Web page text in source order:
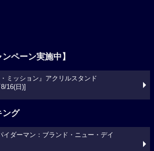
ペーン実施中】
・ミッション』アクリルスタンド
16(日)]
ング
ダーマン：ブランド・ニュー・デイ